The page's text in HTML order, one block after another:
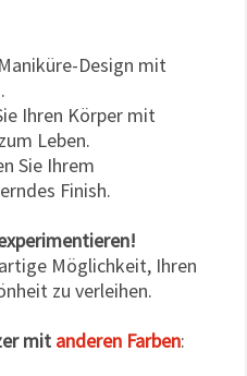
Design mit
Ihren Körper mit
Leben.
Sie Ihrem
Finish.
Möglichkeit, Ihren
zu verleihen.
mit anderen Farben: